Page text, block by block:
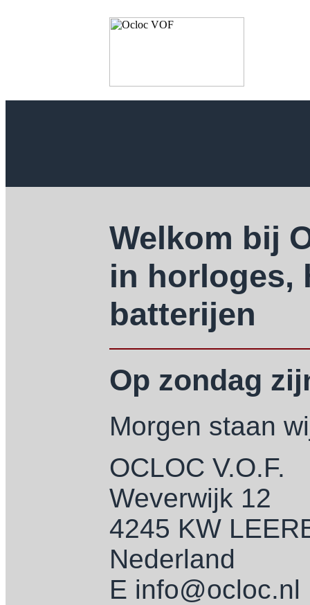
Welkom bij
in horloges,
batterijen
Op zondag
Morgen staan
OCLOC V.O.F.
Weverwijk 12
4245 KW
Nederland
E info@ocloc.nl